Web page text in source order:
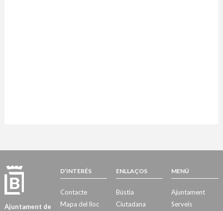
Ajuntament de
D’INTERÉS
Contacte
Mapa del lloc
ENLLAÇOS
Bústia
Ciutadana
MENÚ
Ajuntament
Serveis